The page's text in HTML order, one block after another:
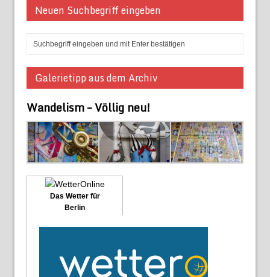
Neuen Suchbegriff eingeben
Galerietipp aus dem Archiv
Wandelism – Völlig neu!
Das Wetter für
Berlin